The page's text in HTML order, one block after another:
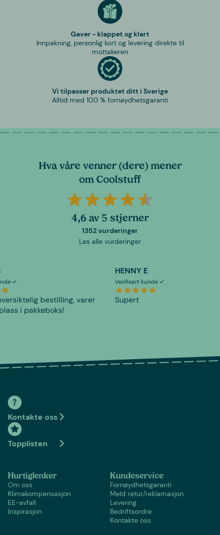
Gaver - klappet og klart
Innpakning, personlig kort og levering direkte til
mottakeren
Vi tilpasser produktet ditt i Sverige
Alltid med 100 % fornøydhetsgaranti
Hva våre venner (dere) mener
om Coolstuff
4,6 av 5 stjerner
1352 vurderinger
Les alle vurderinger
bestilling, varer
i pakkeboks!
HENNY E
Verifisert kunde
Supert
Kontakte oss
Topplisten
Hurtiglenker
Om oss
Klimakompensasjon
EE-avfall
Inspirasjon
Kundeservice
Fornøydhetsgaranti
Meld retur/reklamasjon
Levering
Bedriftsordre
Kontakte oss